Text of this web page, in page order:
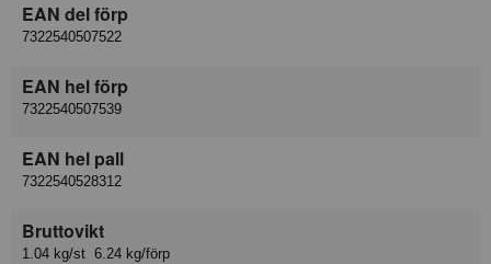
EAN del förp
7322540507522
EAN hel förp
7322540507539
EAN hel pall
7322540528312
Bruttovikt
1.04 kg/st 6.24 kg/förp